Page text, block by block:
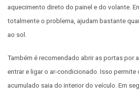
aquecimento direto do painel e do volante.
totalmente o problema, ajudam bastante
ao sol.
Também é recomendado abrir as portas por
entrar e ligar o ar-condicionado. Isso permite
acumulado saia do interior do veículo. Em